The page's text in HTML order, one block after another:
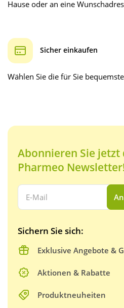
Hause oder an eine
Sicher einkaufen
Wählen Sie die für Sie
Abonnieren Sie jetzt
Pharmeo
Ihre E-Mail Adresse:
Sichern Sie sich:
Exklusive Angebote &
Aktionen & Rabatte
Produktneuheiten